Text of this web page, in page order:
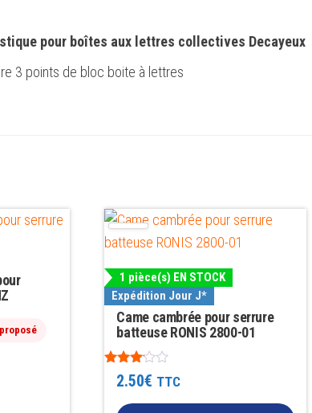
pour boîtes aux lettres collectives Decayeux
3 points de bloc boite à lettres
1 pièce(s) EN STOCK
Expédition Jour J*
Came cambrée pour serrure
batteuse RONIS 2800-01
Note
3.00
2.50€ TTC